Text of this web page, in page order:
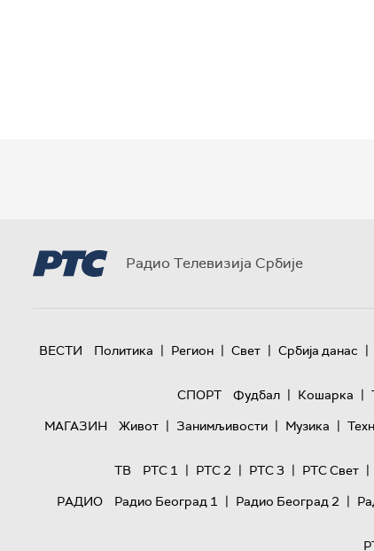
Радио Телевизија Србије
ВЕСТИ Политика | Регион | Свет | Србија данас |
СПОРТ
Фудбал | Кошарка |
МАГАЗИН
Живот | Занимљивости | Музика |
ТВ
РТС 1 | РТС 2 | РТС 3 | РТС Свет |
РАДИО
Радио Београд 1 | Радио Београд 2 |